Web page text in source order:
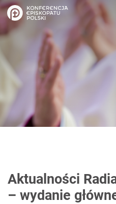
Aktualności
– wydanie